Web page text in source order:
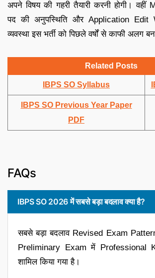
अपने विषय की गहरी तैयारी करनी होगी।
पद की अनुपस्थिति और Application Edit
व्यवस्था इस भर्ती को पिछले वर्षों से काफी अलग
Related Posts
IBPS SO Syllabus
IBPS SO Previous Year Paper
PDF
FAQs
IBPS SO 2026 में सबसे बड़ा बदलाव क्या है?
सबसे बड़ा बदलाव Revised Exam
Preliminary Exam में Professional
शामिल किया गया है।